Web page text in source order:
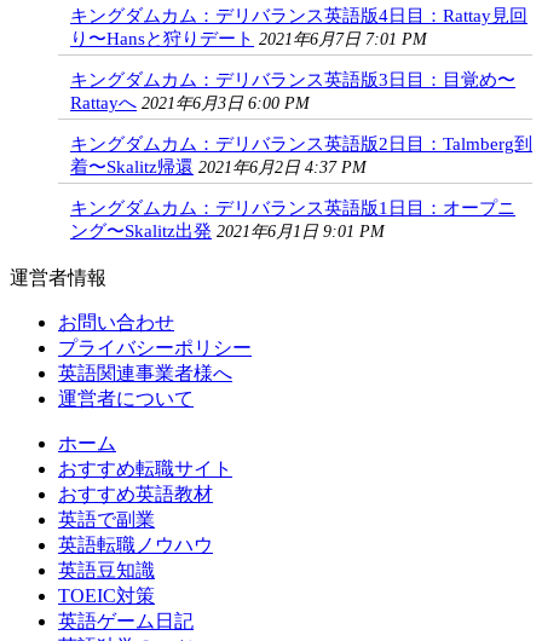
キングダムカム：デリバランス英語版4日目：Rattay見回
り〜Hansと狩りデート 2021年6月7日 7:01 PM
キングダムカム：デリバランス英語版3日目：目覚め〜
Rattayへ 2021年6月3日 6:00 PM
キングダムカム：デリバランス英語版2日目：Talmberg到
着〜Skalitz帰還 2021年6月2日 4:37 PM
キングダムカム：デリバランス英語版1日目：オープニ
ング〜Skalitz出発 2021年6月1日 9:01 PM
運営者情報
お問い合わせ
プライバシーポリシー
英語関連事業者様へ
運営者について
ホーム
おすすめ転職サイト
おすすめ英語教材
英語で副業
英語転職ノウハウ
英語豆知識
TOEIC対策
英語ゲーム日記